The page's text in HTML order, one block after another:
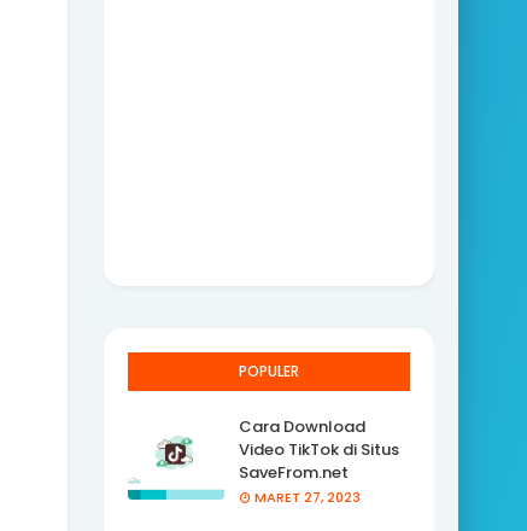
POPULER
Cara Download
Video TikTok di Situs
SaveFrom.net
MARET 27, 2023